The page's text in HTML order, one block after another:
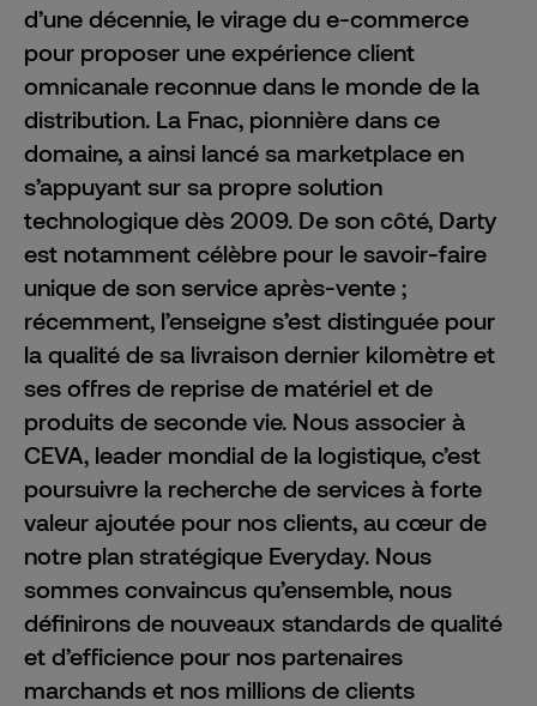
d’une décennie, le virage du e-commerce
pour proposer une expérience client
omnicanale reconnue dans le monde de la
distribution. La Fnac, pionnière dans ce
domaine, a ainsi lancé sa marketplace en
s’appuyant sur sa propre solution
technologique dès 2009. De son côté, Darty
est notamment célèbre pour le savoir-faire
unique de son service après-vente ;
récemment, l’enseigne s’est distinguée pour
la qualité de sa livraison dernier kilomètre et
ses offres de reprise de matériel et de
produits de seconde vie. Nous associer à
CEVA, leader mondial de la logistique, c’est
poursuivre la recherche de services à forte
valeur ajoutée pour nos clients, au cœur de
notre plan stratégique Everyday. Nous
sommes convaincus qu’ensemble, nous
définirons de nouveaux standards de qualité
et d’efficience pour nos partenaires
marchands et nos millions de clients